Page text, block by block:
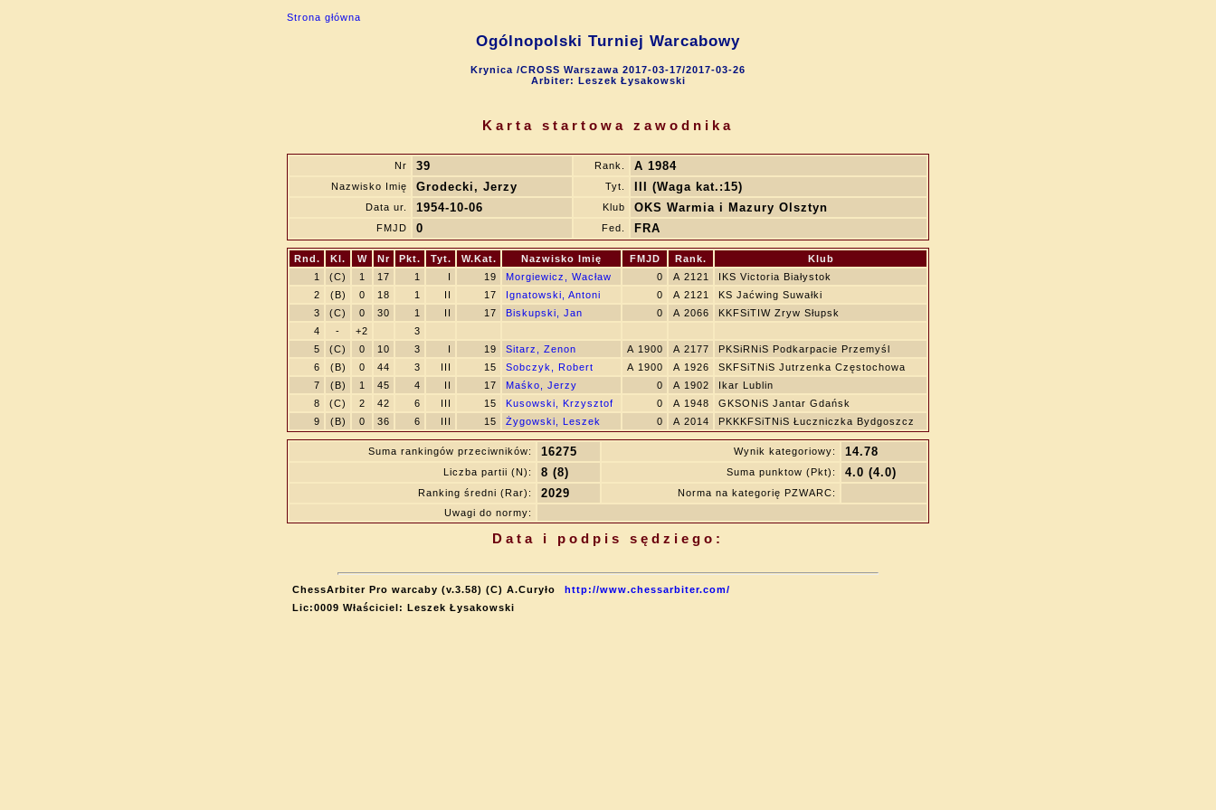
Strona główna
Ogólnopolski Turniej Warcabowy
Krynica /CROSS Warszawa 2017-03-17/2017-03-26
Arbiter: Leszek Łysakowski
Karta startowa zawodnika
Nr 39 Rank. A 1984
Nazwisko Imię Grodecki, Jerzy Tyt. III (Waga kat.:15)
Data ur. 1954-10-06 Klub OKS Warmia i Mazury Olsztyn
FMJD 0 Fed. FRA
Rnd. Kl. W Nr Pkt. Tyt. W.Kat. Nazwisko Imię FMJD Rank.
Klub
1
(C) 1 17 1 I 19 Morgiewicz, Wacław 0 A 2121
IKS Victoria Białystok
2
(B) 0 18 1 II 17 Ignatowski, Antoni 0 A 2121
KS Jaćwing Suwałki
3
(C) 0 30 1 II 17 Biskupski, Jan 0 A 2066
KKFSiTIW Zryw Słupsk
4
- +2
3
5
(C) 0 10 3 I 19 Sitarz, Zenon A 1900 A 2177
PKSiRNiS Podkarpacie Przemyśl
6
(B) 0 44 3 III 15 Sobczyk, Robert A 1900 A 1926
SKFSiTNiS Jutrzenka Częstochowa
7
(B) 1 45 4 II 17 Maśko, Jerzy 0 A 1902
Ikar Lublin
8
(C) 2 42 6 III 15 Kusowski, Krzysztof 0 A 1948
GKSONiS Jantar Gdańsk
9
(B) 0 36 6 III 15 Żygowski, Leszek 0 A 2014 PKKKFSiTNiS Łuczniczka Bydgoszcz
Suma rankingów przeciwników: 16275 Wynik kategoriowy: 14.78
Liczba partii (N): 8 (8) Suma punktow (Pkt): 4.0 (4.0)
Ranking średni (Rar): 2029
Norma na kategorię PZWARC:
Uwagi do normy:
Data i podpis sędziego:
ChessArbiter Pro warcaby (v.3.58) (C) A.Curyło
http://www.chessarbiter.com/
Lic:0009 Właściciel: Leszek Łysakowski